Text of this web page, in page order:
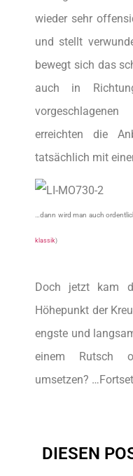
wieder sehr
und stellt
bewegt sich das
auch in
erreichten die
tatsächlich mit
…dann wird man auch
klassik)
Doch jetzt kam
Höhepunkt der
engste und
einem Rutsch
umsetzen?
DIESEN